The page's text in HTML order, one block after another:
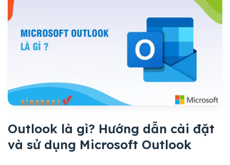
Outlook là gì? Hướng dẫn cài đặt
và sử dụng Microsoft Outlook